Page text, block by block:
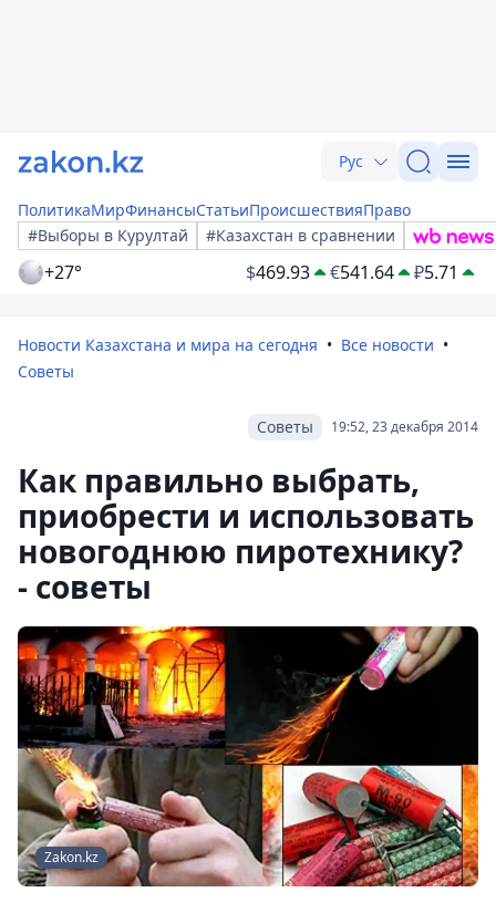
Рус
ПолитикаМирФинансыСтатьиПроисшествияПраво
#Выборы в Курултай
#Казахстан в сравнении
+27° $469.93 €541.64 ₽5.71
Новости Казахстана и мира на сегодня
Все новости
Советы
19:52, 23 декабря 2014
Советы
Как правильно выбрать,
приобрести и использовать
новогоднюю пиротехнику?
- советы
Zakon.kz